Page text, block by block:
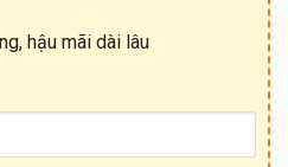
hậu mãi dài lâu